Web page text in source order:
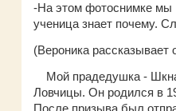
-На этом фотоснимке мы
ученица знает почему.
(Вероника
Мой прадедушка -
Ловчицы. Он родился в
После призыва был